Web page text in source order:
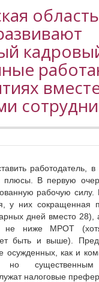
края
бюллетень МСУ
ТОС
договор
данных
порталы
работодатель,
В первую
рабочую силу.
у них сокращенная
дней вместо 28),
не ниже МРОТ
быть и выше).
осужденных, как и
но
налоговые